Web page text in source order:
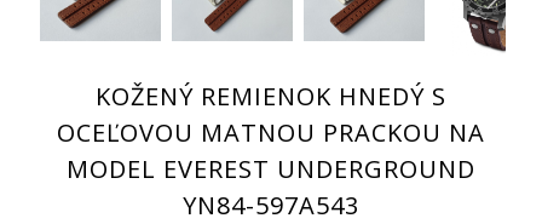
KOŽENÝ REMIENOK HNEDÝ S
OCEĽOVOU MATNOU PRACKOU NA
MODEL EVEREST UNDERGROUND
YN84-597A543